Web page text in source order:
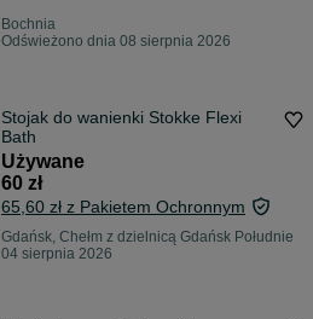
Bochnia
Odświeżono dnia 08 sierpnia 2026
Stojak do wanienki Stokke Flexi
Bath
Używane
60 zł
65,60 zł z Pakietem Ochronnym
Gdańsk, Chełm z dzielnicą Gdańsk Południe
04 sierpnia 2026